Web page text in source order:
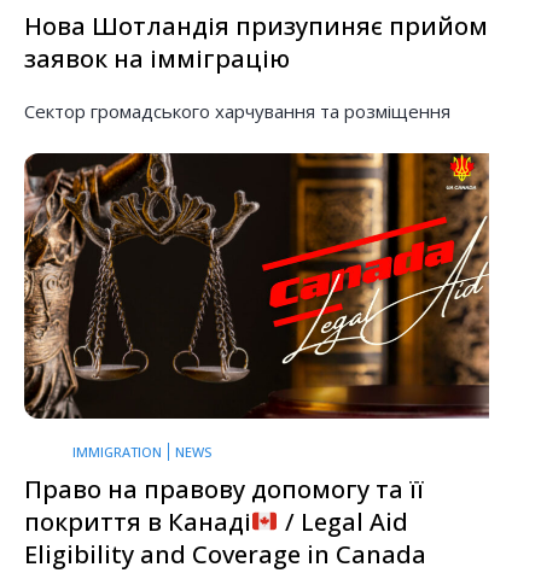
Нова Шотландія призупиняє прийом
заявок на імміграцію
Сектор громадського харчування та розміщення
IMMIGRATION NEWS
Право на правову допомогу та її
покриття в Канаді
/ Legal Aid
Eligibility and Coverage in Canada